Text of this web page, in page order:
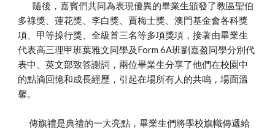
隨後，嘉賓們共同為表現優異的畢業生頒發了教區聖伯
多祿獎、蓮花獎、李白獎、賈梅士獎、澳門基金會各科獎
項、甲等操行獎、全級首三名等多項獎項，接著由畢業生
代表高三理甲班葉雅文同學及Form 6A班劉嘉盈同學分別代
表中、英文部致答謝詞，兩位畢業生分享了他們在校園中
的點滴回憶和成長經歷，引起在場所有人的共鳴，場面溫
馨。
傳旗禮是典禮的一大亮點，畢業生們將學校旗幟傳遞給